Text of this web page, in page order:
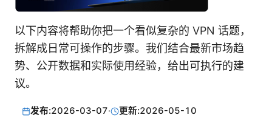
以下内容将帮助你把一个看似复杂的 VPN 话题，
拆解成日常可操作的步骤。我们结合最新市场趋
势、公开数据和实际使用经验，给出可执行的建
议。
发布:2026-03-07· 更新:2026-05-10